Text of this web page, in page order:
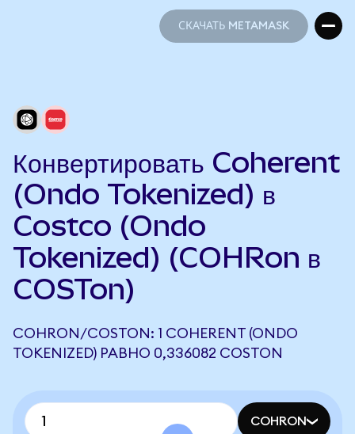
СКАЧАТЬ METAMASK
Конвертировать Coherent
(Ondo Tokenized) в
Costco (Ondo
Tokenized) (COHRon в
COSTon)
COHRON/COSTON: 1 COHERENT (ONDO
TOKENIZED) РАВНО 0,336082 COSTON
COHRON